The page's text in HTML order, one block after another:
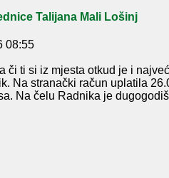
Talijana Mali Lošinj
08:55
či ti si iz mjesta otkud je i
Na stranački račun uplatila
Na čelu Radnika je